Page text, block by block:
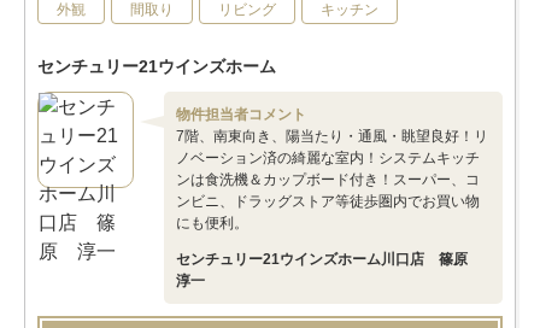
外観 間取り リビング キッチン
センチュリー21ウインズホーム
物件担当者コメント
7階、南東向き、陽当たり・通風・眺望良好！リ
ノベーション済の綺麗な室内！システムキッチ
ンは食洗機＆カップボード付き！スーパー、コ
ンビニ、ドラッグストア等徒歩圏内でお買い物
にも便利。
センチュリー21ウインズホーム川口店 篠原
淳一